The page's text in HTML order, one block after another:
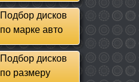
Подбор дисков
по марке авто
Подбор дисков
по размеру